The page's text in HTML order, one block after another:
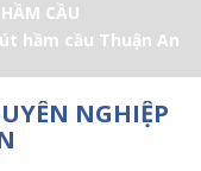
CẦU
hầm cầu Thuận An
NGHIỆP